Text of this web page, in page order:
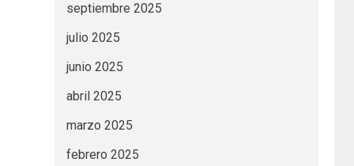
septiembre 2025
julio 2025
junio 2025
abril 2025
marzo 2025
febrero 2025